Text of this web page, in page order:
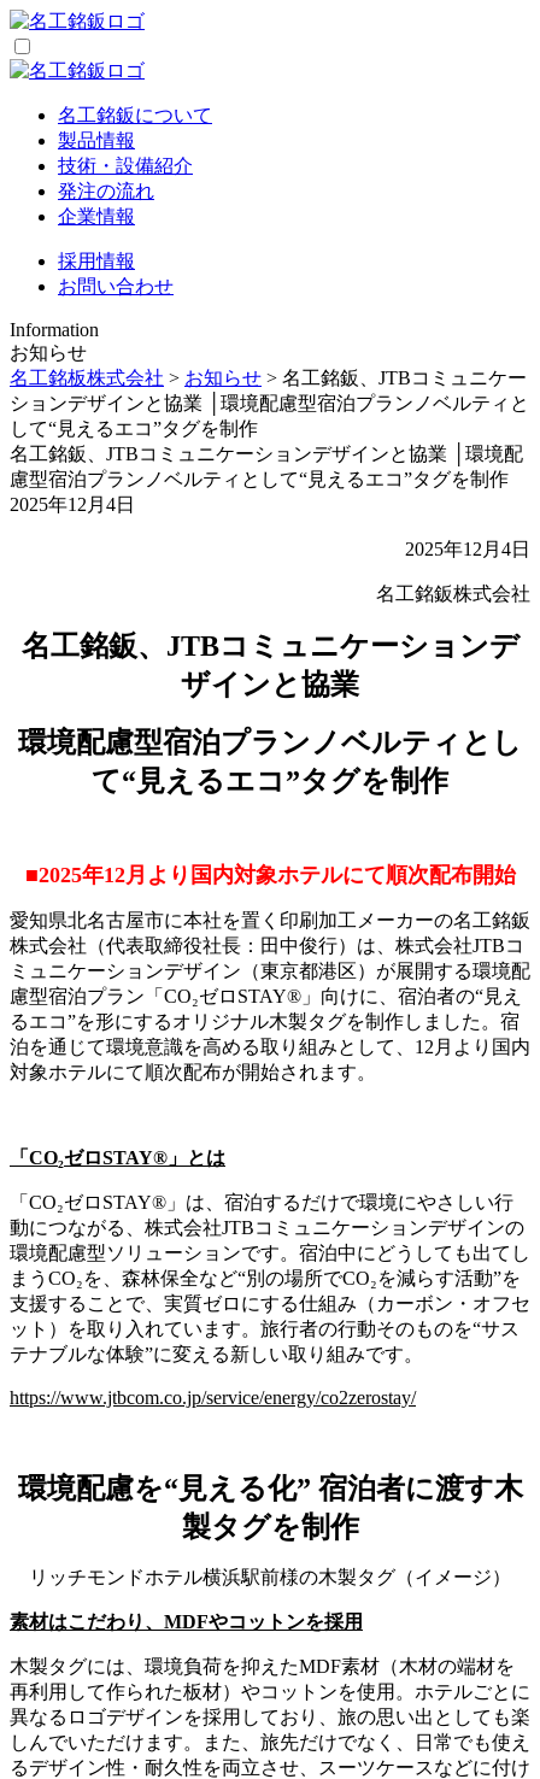
名工銘鈑について
製品情報
技術・設備紹介
発注の流れ
企業情報
採用情報
お問い合わせ
Information
お知らせ
名工銘板株式会社 > お知らせ > 名工銘鈑、JTBコミュニケー
ションデザインと協業 │環境配慮型宿泊プランノベルティと
して“見えるエコ”タグを制作
名工銘鈑、JTBコミュニケーションデザインと協業 │環境配
慮型宿泊プランノベルティとして“見えるエコ”タグを制作
2025年12月4日
2025年12月4日
名工銘鈑株式会社
名工銘鈑、JTBコミュニケーションデ
ザインと協業
環境配慮型宿泊プランノベルティとし
て“見えるエコ”タグを制作
■2025年12月より国内対象ホテルにて順次配布開始
愛知県北名古屋市に本社を置く印刷加工メーカーの名工銘鈑
株式会社（代表取締役社長：田中俊行）は、株式会社JTBコ
ミュニケーションデザイン（東京都港区）が展開する環境配
慮型宿泊プラン「CO₂ゼロSTAY®」向けに、宿泊者の“見え
るエコ”を形にするオリジナル木製タグを制作しました。宿
泊を通じて環境意識を高める取り組みとして、12月より国内
対象ホテルにて順次配布が開始されます。
「CO₂ゼロSTAY® 」とは
「CO₂ゼロSTAY®」は、宿泊するだけで環境にやさしい行
動につながる、株式会社JTBコミュニケーションデザインの
環境配慮型ソリューションです。宿泊中にどうしても出てし
まうCO₂を、森林保全など“別の場所でCO₂を減らす活動”を
支援することで、実質ゼロにする仕組み（カーボン・オフセ
ット）を取り入れています。旅行者の行動そのものを“サス
テナブルな体験”に変える新しい取り組みです。
https://www.jtbcom.co.jp/service/energy/co2zerostay/
環境配慮を“見える化” 宿泊者に渡す木
製タグを制作
リッチモンドホテル横浜駅前様の木製タグ（イメージ）
素材はこだわり、MDFやコットンを採用
木製タグには、環境負荷を抑えたMDF素材（木材の端材を
再利用して作られた板材）やコットンを使用。ホテルごとに
異なるロゴデザインを採用しており、旅の思い出としても楽
しんでいただけます。また、旅先だけでなく、日常でも使え
るデザイン性・耐久性を両立させ、スーツケースなどに付け